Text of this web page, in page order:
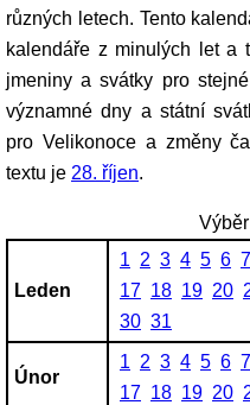
různých letech. Tento
kalendáře z minulých let a
jmeniny a svátky pro
významné dny a státní
pro Velikonoce a změny
textu je 28. říjen.
Leden
1 2 3 4 5 6 7
17 18 19 20
30 31
Únor
1 2 3 4 5 6 7
17 18 19 20